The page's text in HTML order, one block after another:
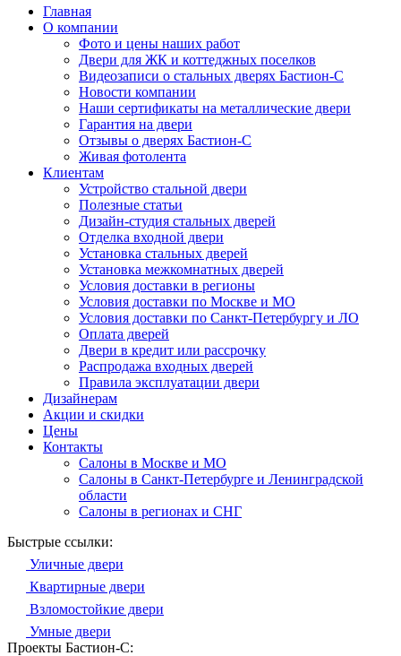
Главная
О компании
Фото и цены наших работ
Двери для ЖК и коттеджных поселков
Видеозаписи о стальных дверях Бастион-С
Новости компании
Наши сертификаты на металлические двери
Гарантия на двери
Отзывы о дверях Бастион-С
Живая фотолента
Клиентам
Устройство стальной двери
Полезные статьи
Дизайн-студия стальных дверей
Отделка входной двери
Установка стальных дверей
Установка межкомнатных дверей
Условия доставки в регионы
Условия доставки по Москве и МО
Условия доставки по Санкт-Петербургу и ЛО
Оплата дверей
Двери в кредит или рассрочку
Распродажа входных дверей
Правила эксплуатации двери
Дизайнерам
Акции и скидки
Цены
Контакты
Салоны в Москве и МО
Салоны в Санкт-Петербурге и Ленинградской
области
Салоны в регионах и СНГ
Быстрые ссылки:
Уличные двери
Квартирные двери
Взломостойкие двери
Умные двери
Проекты Бастион-С: